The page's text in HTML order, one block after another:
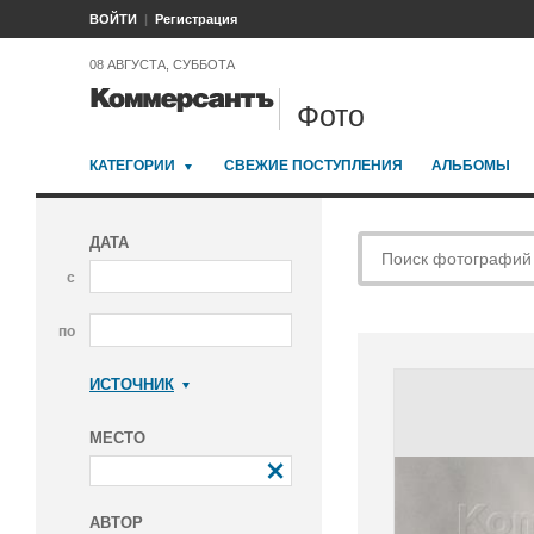
ВОЙТИ Регистрация
08 АВГУСТА, СУББОТА
Фото
КАТЕГОРИИ СВЕЖИЕ ПОСТУПЛЕНИЯ АЛЬБОМЫ
ДАТА
с
по
ИСТОЧНИК
МЕСТО
АВТОР